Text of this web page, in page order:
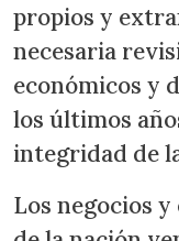
propios y
necesaria
económicos y
los últimos
integridad de
Los negocios